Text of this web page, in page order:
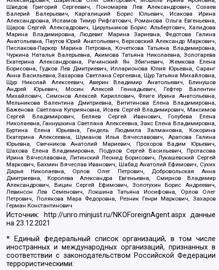
Шведов Григорий Сергеевич, Пономарев Лев Александрович, Созаев
Валерий Валерьевич, Каргалицкий Борис Юльевич, Исакова Ирина
Александровна, Исламов Тимур Рифгатович, Романова Ольга Евгеньевна,
Щаров Сергей Алексадрович, Цирульников Борис Альбертович, Халидова
Марина Владимировна, Людевиг Марина Зариевна, Федотова Галина
Анатольевна, Паутов Юрий Анатольевич, Верховский Александр Маркович,
Пислакова-Паркер Марина Петровна, Кочеткова Татьяна Владимировна,
Чуркина Наталья Валерьевна, Акимова Татьяна Николаевна, Золотарева
Екатерина Александровна, Рачинский Ян Збигневич, Жемкова Елена
Борисовна, Гудков Лев Дмитриевич, Илларионова Юлия Юрьевна, Саранг
Анна Васильевна, Захарова Светлана Сергеевна, Щур Татьяна Михайловна,
Щур Николай Алексеевич, Аверин Владимир Анатольевич, Блинушов
Андрей Юрьевич, Мосин Алексей Геннадьевич, Гефтер Валентин
Михайлович, Симонов Алексей Кириллович, Флиге Ирина Анатольевна,
Мельникова Валентина Дмитриевна, Вититинова Елена Владимировна,
Баженова Светлана Куприяновна, Исаев Сергей Владимирович, Максимов
Сергей Владимирович, Беляев Сергей Иванович, Голубева Елена
Николаевна, Ганнушкина Светлана Алексеевна, Закс Елена Владимировна,
Буртина Елена Юрьевна, Гендель Людмила Залмановна, Кокорина
Екатерина Алексеевна, Шуманов Илья Вячеславович, Арапова Галина
Юрьевна, Свечников Анатолий Мариевич, Прохоров Вадим Юрьевич,
Шахова Елена Владимировна, Подузов Сергей Васильевич, Протасова
Ирина Вячеславовна, Литинский Леонид Борисович, Лукашевский Сергей
Маркович, Бахмин Вячеслав Иванович, Шабад Анатолий Ефимович, Сухих
Дарья Николаевна, Орлов Олег Петрович, Добровольская Анна
Дмитриевна, Королева Александра Евгеньевна, Смирнов Владимир
Александрович, Вицин Сергей Ефимович, Золотухин Борис Андреевич,
Левинсон Лев Семенович, Локшина Татьяна Иосифовна, Орлов Олег
Петрович, Полякова Мара Федоровна, Резник Генри Маркович, Захаров
Герман Константинович
Источник: http://unro.minjust.ru/NKOForeignAgent.aspxданные
на23.12.2021
* Единый федеральный список организаций, в том числе
иностранных и международных организаций, признанных в
соответствии с законодательством Российской Федерации
террористическими: